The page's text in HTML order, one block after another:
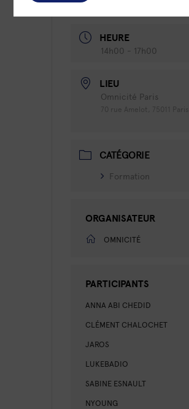
HEURE
14h00 - 17h00
LIEU
Omnicité Paris
CATÉGORIE
Formation
ORGANISATEUR
OMNICITÉ
PARTICIPANTS
ANNA ABI CHEDID
CLÉMENT CHALOCHET
JAROS
LUKEBADIO
SABINE ESNAULT
NYOUNG